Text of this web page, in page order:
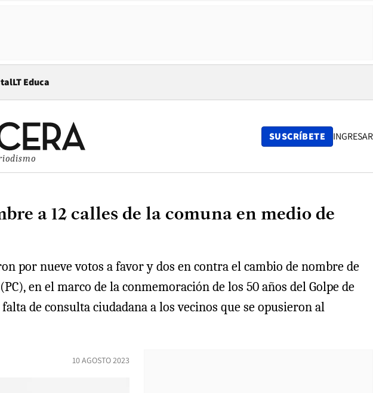
Opens in new window
LT Educa
SUSCRÍBETE INGRESAR
a 12 calles de la comuna en medio de
por nueve votos a favor y dos en contra el cambio de nombre de
en el marco de la conmemoración de los 50 años del Golpe de
de consulta ciudadana a los vecinos que se opusieron al
10 AGOSTO 2023